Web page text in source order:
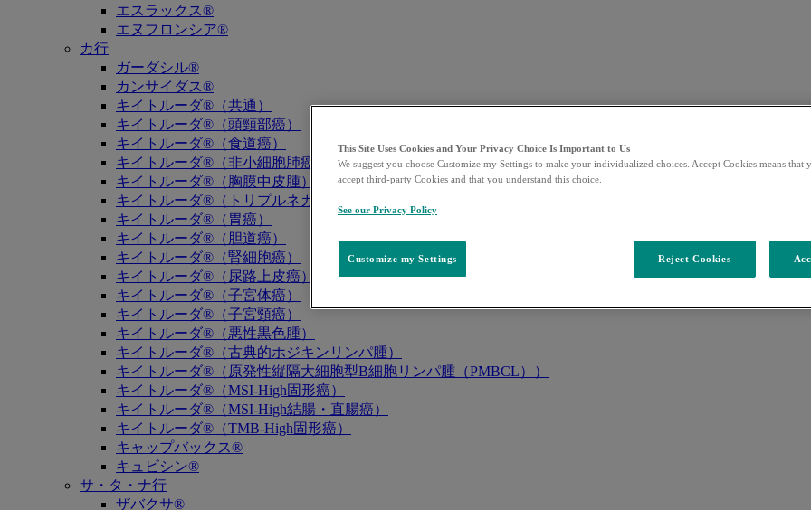
エスラックス®
エヌフロンシア®
カ行
ガーダシル®
カンサイダス®
キイトルーダ®（共通）
キイトルーダ®（頭頸部癌）
キイトルーダ®（食道癌）
キイトルーダ®（非小細胞肺癌）
キイトルーダ®（胸膜中皮腫）
キイトルーダ®（トリプルネガティブ乳癌）
キイトルーダ®（胃癌）
キイトルーダ®（胆道癌）
キイトルーダ®（腎細胞癌）
キイトルーダ®（尿路上皮癌）
キイトルーダ®（子宮体癌）
キイトルーダ®（子宮頸癌）
キイトルーダ®（悪性黒色腫）
キイトルーダ®（古典的ホジキンリンパ腫）
キイトルーダ®（原発性縦隔大細胞型B細胞リンパ腫（PMBCL））
キイトルーダ®（MSI-High固形癌）
キイトルーダ®（MSI-High結腸・直腸癌）
キイトルーダ®（TMB-High固形癌）
キャップバックス®
キュビシン®
サ・タ・ナ行
ザバクサ®
This Site Uses Cookies and Your Privacy Choice Is Important to Us
We suggest you choose Customize my Settings to make your individualized choices. Accept Cookies means that
accept third-party Cookies and that you understand this choice.
See our Privacy Policy
Customize my Settings Reject Cookies